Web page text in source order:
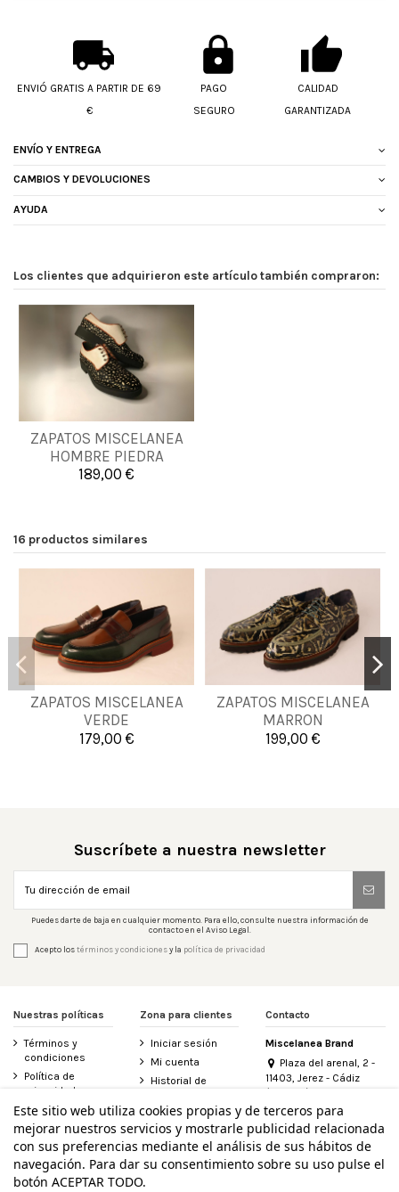
ENVIÓ GRATIS A PARTIR DE 69
€
PAGO
SEGURO
CALIDAD
GARANTIZADA
ENVÍO Y ENTREGA
CAMBIOS Y DEVOLUCIONES
AYUDA
Los clientes que adquirieron este artículo también compraron:
ZAPATOS MISCELANEA
HOMBRE PIEDRA
189,00 €
40 41 43 45
Añadir al carrito
16 productos similares
ZAPATOS MISCELANEA
VERDE
179,00 €
38 39 40
41
44
ZAPATOS MISCELANEA
MARRON
199,00 €
39 40 41
42
44 46
Suscríbete a nuestra newsletter
Puedes darte de baja en cualquier momento. Para ello, consulte nuestra información de
contacto en el Aviso Legal.
Acepto lostérminos y condicionesy la política de privacidad
Nuestras políticas
Términos y
condiciones
Política de
privacidad
Aviso legal
Política de
cookies
Accesibilidad
Zona para clientes
Iniciar sesión
Mi cuenta
Historial de
Contacte con
nosotros
Derecho de
desistimiento
Contacto
Miscelanea Brand
Plaza del arenal, 2 -
11403, Jerez - Cádiz
(España)
956 155 340
info@miscelanea.online
Este sitio web utiliza cookies propias y de terceros para
mejorar nuestros servicios y mostrarle publicidad relacionada
con sus preferencias mediante el análisis de sus hábitos de
navegación. Para dar su consentimiento sobre su uso pulse el
botón ACEPTAR TODO.